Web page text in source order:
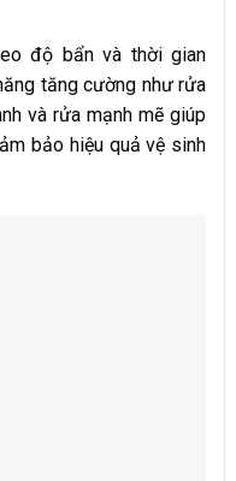
độ bẩn và thời gian
tăng cường như rửa
và rửa mạnh mẽ giúp
bảo hiệu quả vệ sinh